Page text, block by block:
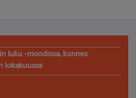
luku -moodissa, kunnes
lokakuussa